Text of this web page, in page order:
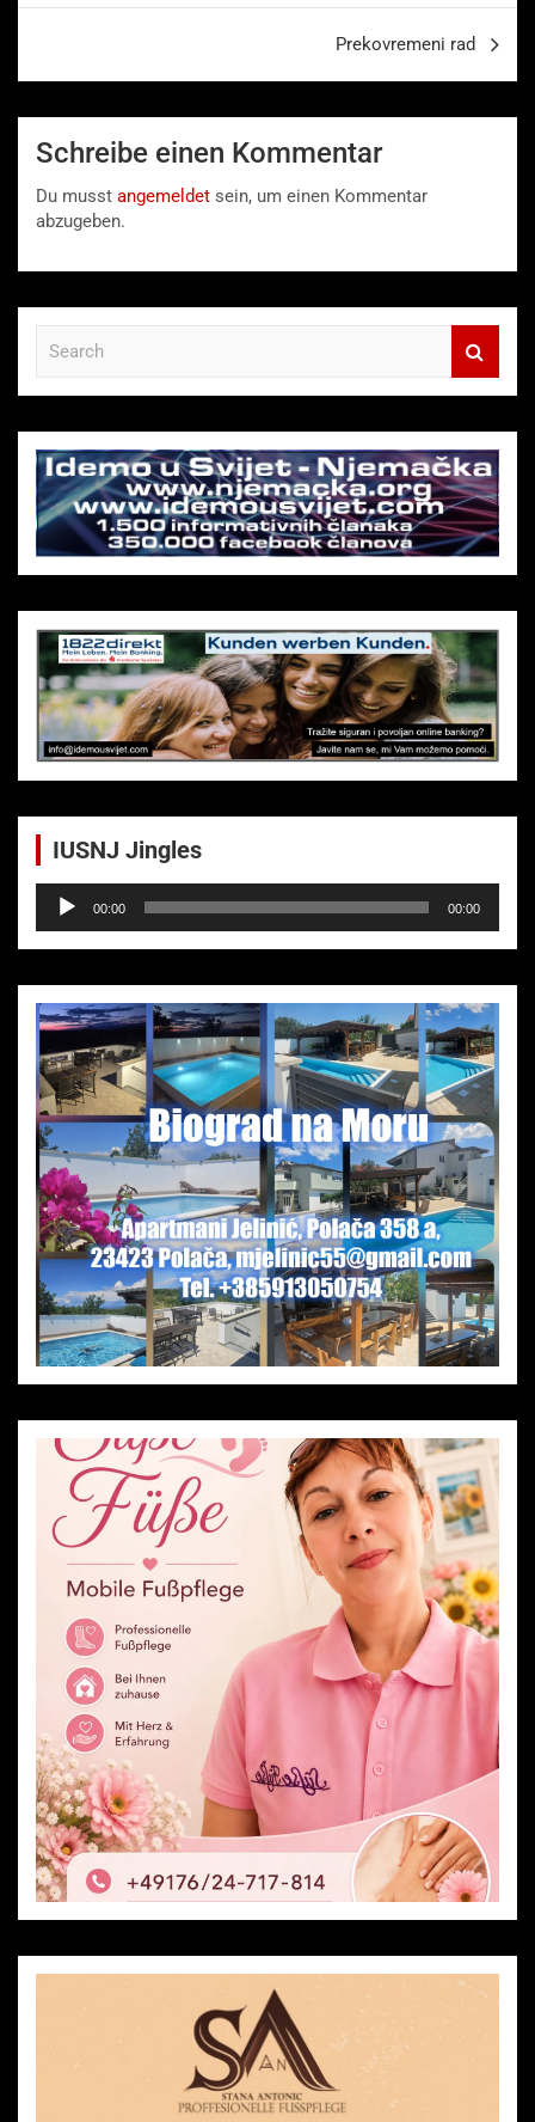
Prekovremeni rad
Schreibe einen Kommentar
Du musst angemeldet sein, um einen Kommentar
abzugeben.
c
h
IUSNJ Jingles
Audio-
Player
00:00 00:00